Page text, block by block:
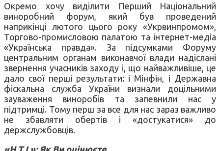
Окремо хочу виділити Перший Національний
виноробний форум, який був проведений
наприкінці лютого цього року «Укрвинпромом»,
Торгово-промисловою палатою та інтернет-медіа
«Українська правда». За підсумками Форуму
центральним органам виконавчої влади надіслані
звернення учасників заходу і, що найважливіше, це
дало свої перші результати: і Мінфін, і Державна
фіскальна служба України визнали доцільними
зауваження виноробів та запевнили нас у
підтримці. Тому перш за все для нас зараз важливо
не збавляти обертів і «достукатися» до
держслужбовців.
«Н.Т.І.»: Як Ви оцінюєте